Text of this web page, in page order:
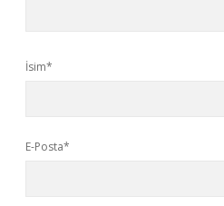
İsim*
E-Posta*